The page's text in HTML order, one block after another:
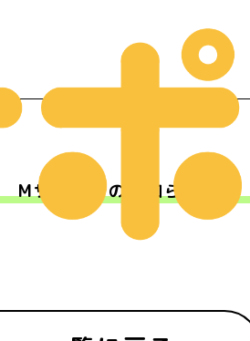
Mサポからのお知らせ